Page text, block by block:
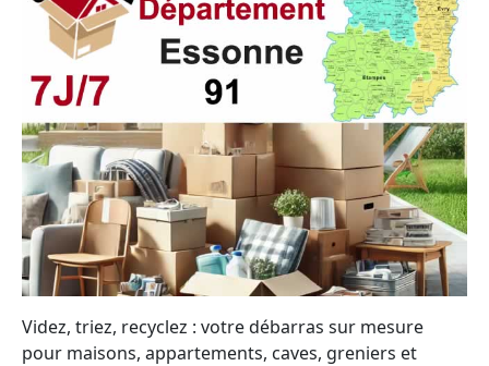
Videz, triez, recyclez : votre débarras sur mesure
pour maisons, appartements, caves, greniers et